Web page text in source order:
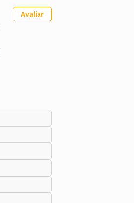
Avaliar